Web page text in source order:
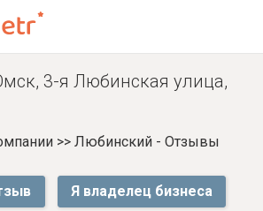
3-я Любинская улица,
>> Любинский - Отзывы
Я владелец бизнеса